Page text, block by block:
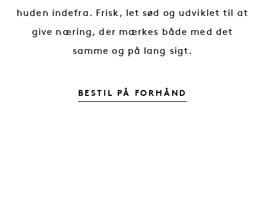
huden indefra. Frisk, let sød og udviklet til at
give næring, der mærkes både med det
samme og på lang sigt.
BESTIL PÅ FORHÅND